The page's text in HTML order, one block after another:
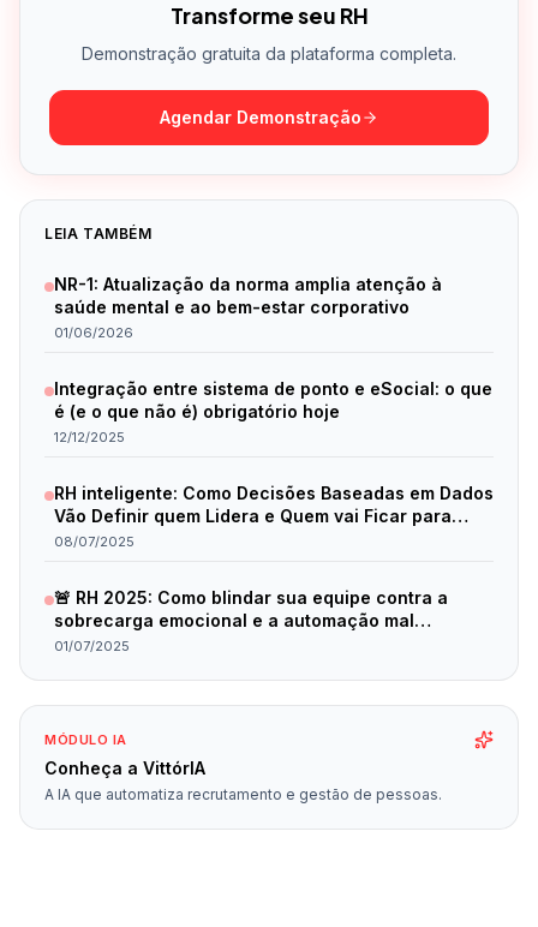
Transforme seu RH
Demonstração gratuita da plataforma completa.
Agendar Demonstração
LEIA TAMBÉM
NR-1: Atualização da norma amplia atenção à
saúde mental e ao bem-estar corporativo
01/06/2026
Integração entre sistema de ponto e eSocial: o que
é (e o que não é) obrigatório hoje
12/12/2025
RH inteligente: Como Decisões Baseadas em Dados
Vão Definir quem Lidera e Quem vai Ficar para
Trás em 2025
08/07/2025
🚨 RH 2025: Como blindar sua equipe contra a
sobrecarga emocional e a automação mal
planejada
01/07/2025
MÓDULO IA
Conheça a VittórIA
A IA que automatiza recrutamento e gestão de pessoas.